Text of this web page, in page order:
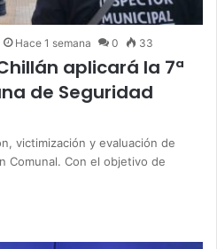
Hace 1 semana 0 33
aplicará la 7ª
de Seguridad
victimización y evaluación de
Comunal. Con el objetivo de